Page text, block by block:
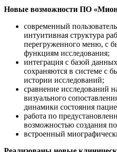
Новые возможности ПО
современный
интуитивная структура
перегруженного меню, с
функциям исследования;
интеграция с базой
сохраняются в системе с
истории исследований;
сравнение исследований
визуального
динамики состояния
работа по
возможностью создания
встроенный